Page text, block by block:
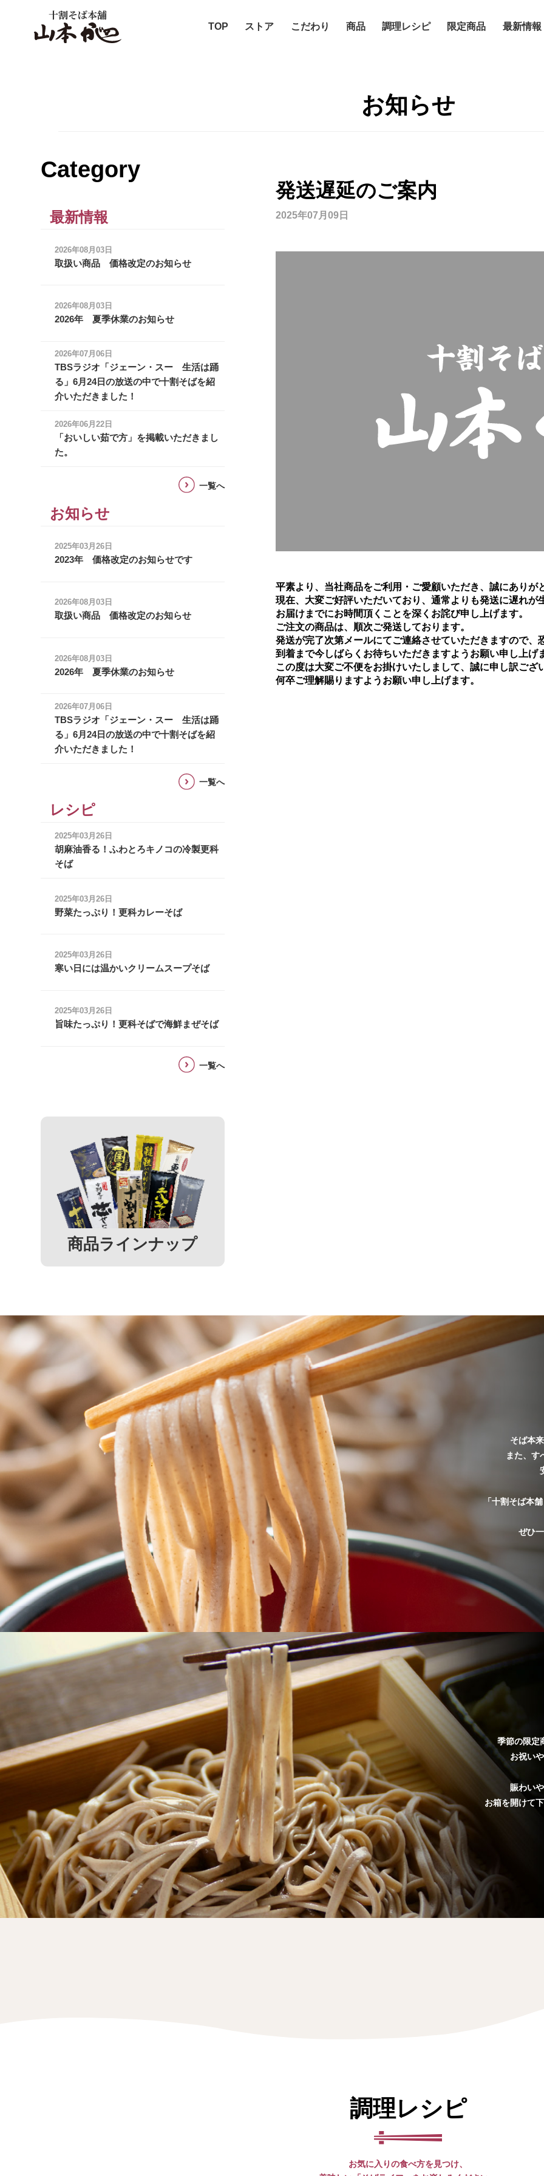
限定商品
調理レシピ
商品ラインナップ
お問い
十割そば本舗
TOP ストア こだわり 商品 調理レシピ 限定商品 最新情報
お知らせ
発送遅延のご案内
2025年07月09日
平素より、当社商品をご利用・ご愛顧いただき、誠にありが
現在、大変ご好評いただいており、通常よりも発送に遅れが
お届けまでにお時間頂くことを深くお詫び申し上げます。
ご注文の商品は、順次ご発送しております。
発送が完了次第メールにてご連絡させていただきますので、
到着まで今しばらくお待ちいただきますようお願い申し上げ
この度は大変ご不便をお掛けいたしまして、誠に申し訳ござ
何卒ご理解賜りますようお願い申し上げます。
Category
最新情報
2026年08月03日
取扱い商品 価格改定のお知らせ
2026年08月03日
2026年 夏季休業のお知らせ
2026年07月06日
TBSラジオ「ジェーン・スー 生活は踊
る」6月24日の放送の中で十割そばを紹
介いただきました！
2026年06月22日
「おいしい茹で方」を掲載いただきまし
た。
一覧へ
お知らせ
2025年03月26日
2023年 価格改定のお知らせです
2026年08月03日
取扱い商品 価格改定のお知らせ
2026年08月03日
2026年 夏季休業のお知らせ
2026年07月06日
TBSラジオ「ジェーン・スー 生活は踊
る」6月24日の放送の中で十割そばを紹
介いただきました！
一覧へ
レシピ
2025年03月26日
胡麻油香る！ふわとろキノコの冷製更科
そば
2025年03月26日
野菜たっぷり！更科カレーそば
2025年03月26日
寒い日には温かいクリームスープそば
2025年03月26日
旨味たっぷり！更科そばで海鮮まぜそば
一覧へ
商品ラインナップ
そば本
また、す
「十割そば本
ぜひ
季節の限定
お祝い
賑わい
お箱を開けて
調理レシピ
お気に入りの食べ方を見つけ、